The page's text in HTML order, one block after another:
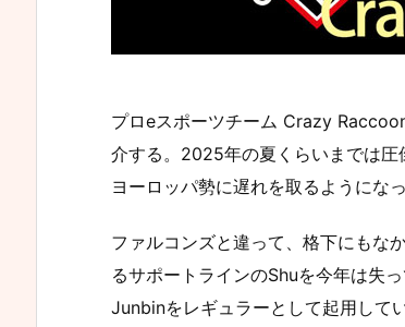
プロeスポーツチーム Crazy
介する。2025年の夏くらいまでは圧
ヨーロッパ勢に遅れを取るようにな
ファルコンズと違って、格下にもな
るサポートラインのShuを今年は失
Junbinをレギュラーとして起用して